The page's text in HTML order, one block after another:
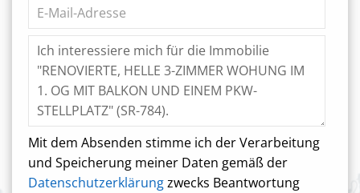
Mit dem Absenden stimme ich der Verarbeitung
und Speicherung meiner Daten gemäß der
Datenschutzerklärungzwecks Beantwortung